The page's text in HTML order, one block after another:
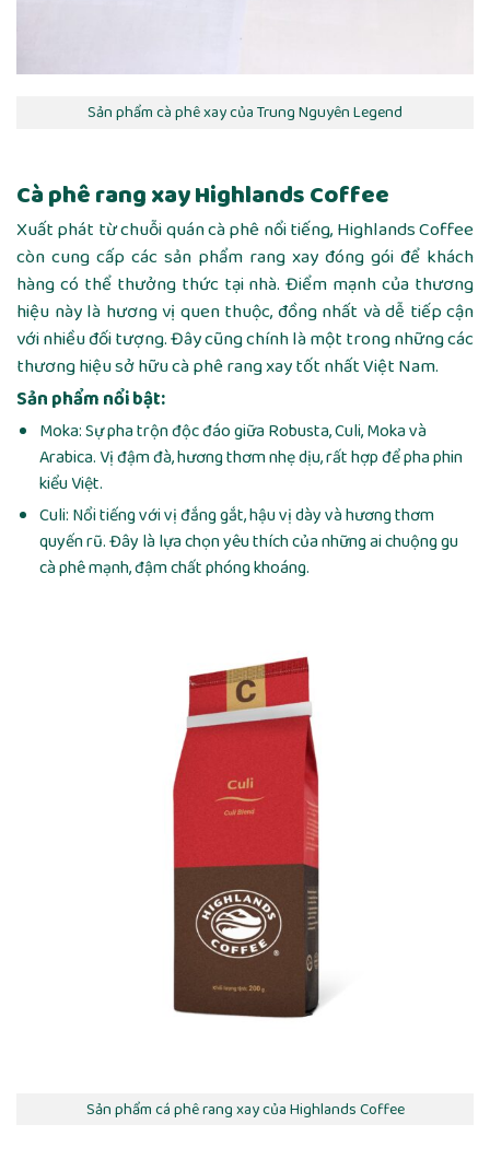
Sản phẩm cà phê xay của Trung Nguyên Legend
Cà phê rang xay Highlands Coffee
Xuất phát từ chuỗi quán cà phê nổi tiếng, Highlands Coffee
còn cung cấp các sản phẩm rang xay đóng gói để khách
hàng có thể thưởng thức tại nhà. Điểm mạnh của thương
hiệu này là hương vị quen thuộc, đồng nhất và dễ tiếp cận
với nhiều đối tượng. Đây cũng chính là một trong những các
thương hiệu sở hữu cà phê rang xay tốt nhất Việt Nam.
Sản phẩm nổi bật:
Moka: Sự pha trộn độc đáo giữa Robusta, Culi, Moka và
Arabica. Vị đậm đà, hương thơm nhẹ dịu, rất hợp để pha phin
kiểu Việt.
Culi: Nổi tiếng với vị đắng gắt, hậu vị dày và hương thơm
quyến rũ. Đây là lựa chọn yêu thích của những ai chuộng gu
cà phê mạnh, đậm chất phóng khoáng.
Sản phẩm cá phê rang xay của Highlands Coffee